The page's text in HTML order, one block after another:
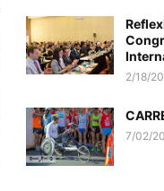
2/18/
7/02/